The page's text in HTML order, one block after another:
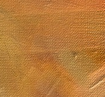
Sol. 3 de febrero de 2026